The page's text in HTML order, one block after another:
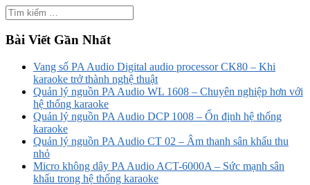
Bài Viết Gần Nhất
Vang số PA Audio Digital audio processor CK80 – Khi
karaoke trở thành nghệ thuật
Quản lý nguồn PA Audio WL 1608 – Chuyên nghiệp hơn với
hệ thống karaoke
Quản lý nguồn PA Audio DCP 1008 – Ổn định hệ thống
karaoke
Quản lý nguồn PA Audio CT 02 – Âm thanh sân khấu thu
nhỏ
Micro không dây PA Audio ACT-6000A – Sức mạnh sân
khấu trong hệ thống karaoke